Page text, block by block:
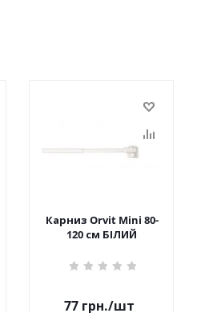
Карниз Orvit Mini 80-
120 см БІЛИЙ
77грн./шт